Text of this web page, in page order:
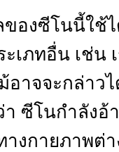
ของซีโนนี้ใช้
ะเภทอื่น เช่น
าจจะกล่าวไ
า ซีโนกำลัง
างกายภาพต่